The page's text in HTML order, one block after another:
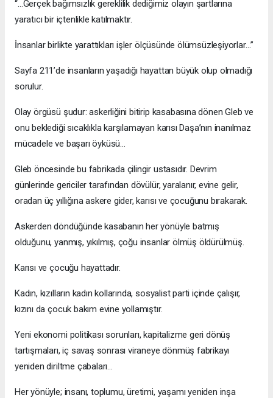
“…Gerçek bağımsızlık gereklilik dediğimiz olayın şartlarına
yaratıcı bir içtenlikle katılmaktır.
İnsanlar birlikte yarattıkları işler ölçüsünde ölümsüzleşiyorlar…”
Sayfa 211’de insanların yaşadığı hayattan büyük olup olmadığı
sorulur.
Olay örgüsü şudur: askerliğini bitirip kasabasına dönen Gleb ve
onu beklediği sıcaklıkla karşılamayan karısı Daşa’nın inanılmaz
mücadele ve başarı öyküsü…
Gleb öncesinde bu fabrikada çilingir ustasıdır. Devrim
günlerinde gericiler tarafından dövülür, yaralanır, evine gelir,
oradan üç yıllığına askere gider, karısı ve çocuğunu bırakarak.
Askerden döndüğünde kasabanın her yönüyle batmış
olduğunu, yanmış, yıkılmış, çoğu insanlar ölmüş öldürülmüş.
Karısı ve çocuğu hayattadır.
Kadın, kızılların kadın kollarında, sosyalist parti içinde çalışır,
kızını da çocuk bakım evine yollamıştır.
Yeni ekonomi politikası sorunları, kapitalizme geri dönüş
tartışmaları, iç savaş sonrası viraneye dönmüş fabrikayı
yeniden diriltme çabaları…
Her yönüyle; insanı, toplumu, üretimi, yaşamı yeniden inşa